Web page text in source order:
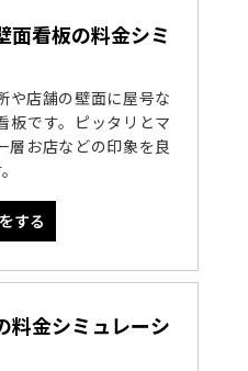
面看板の料金シミ
や店舗の壁面に屋号な
板です。ピッタリとマ
層お店などの印象を良
する
料金シミュレーシ